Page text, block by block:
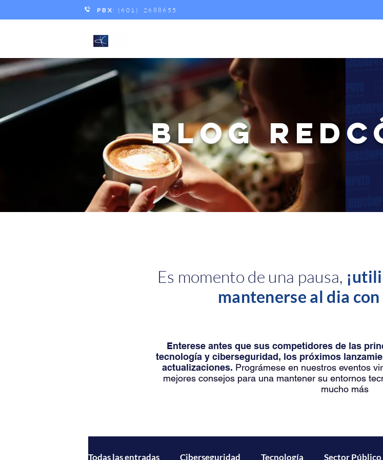
PBX : (601) 2688655
BLOG
Es momento de una pausa,
mantenerse al dia
Enterese antes que sus competidores de las
tecnología y ciberseguridad, los próximos
actualizaciones. Prográmese en nuestros eventos
mejores consejos para una mantener su entornos
mucho más
Todas las entradas Ciberseguridad Tecnología Sector Público